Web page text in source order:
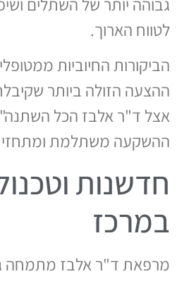
לטווח הארוך.
הביקורות החיוביות
ההצעה הזולה ביותר
אצל ד"ר אלבז הכל
ההשקעה משתלמת
חדשנות
במרכז
מרפאת ד"ר אלבז מתמחה